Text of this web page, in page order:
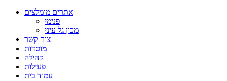
אתרים מומלצים
פנימי
מכון גל עיני
צור קשר
מוסדות
קהילה
פעילות
עמוד בית